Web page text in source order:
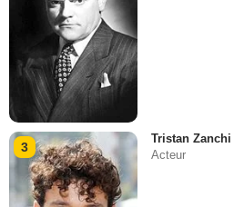
3
Tristan Zanchi
Acteur